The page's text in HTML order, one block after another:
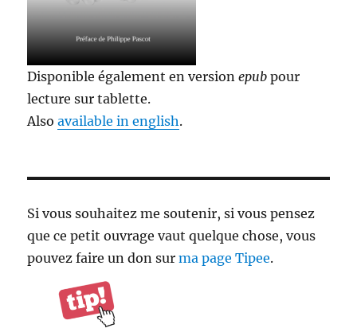
Disponible également en versionepub pour
lecture sur tablette.
Alsoavailable in english.
Si vous souhaitez me soutenir, si vous pensez
que ce petit ouvrage vaut quelque chose, vous
pouvez faire un don surma page Tipee.